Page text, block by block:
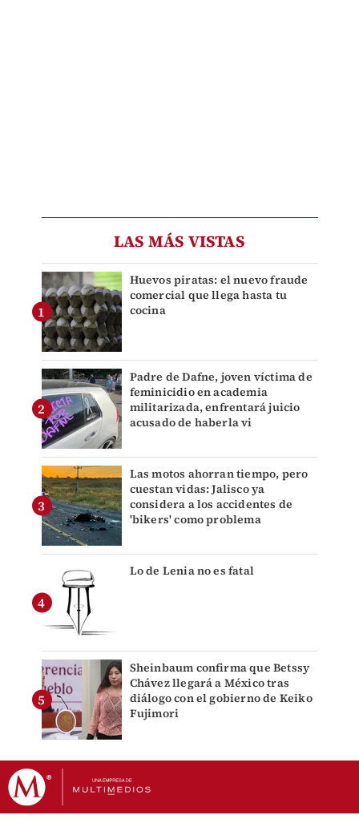
LAS MÁS VISTAS
Huevos piratas: el nuevo fraude
comercial que llega hasta tu
cocina
Padre de Dafne, joven víctima de
feminicidio en academia
militarizada, enfrentará juicio
acusado de haberla vi
Las motos ahorran tiempo, pero
cuestan vidas: Jalisco ya
considera a los accidentes de
'bikers' como problema
Lo de Lenia no es fatal
Sheinbaum confirma que Betssy
Chávez llegará a México tras
diálogo con el gobierno de Keiko
Fujimori